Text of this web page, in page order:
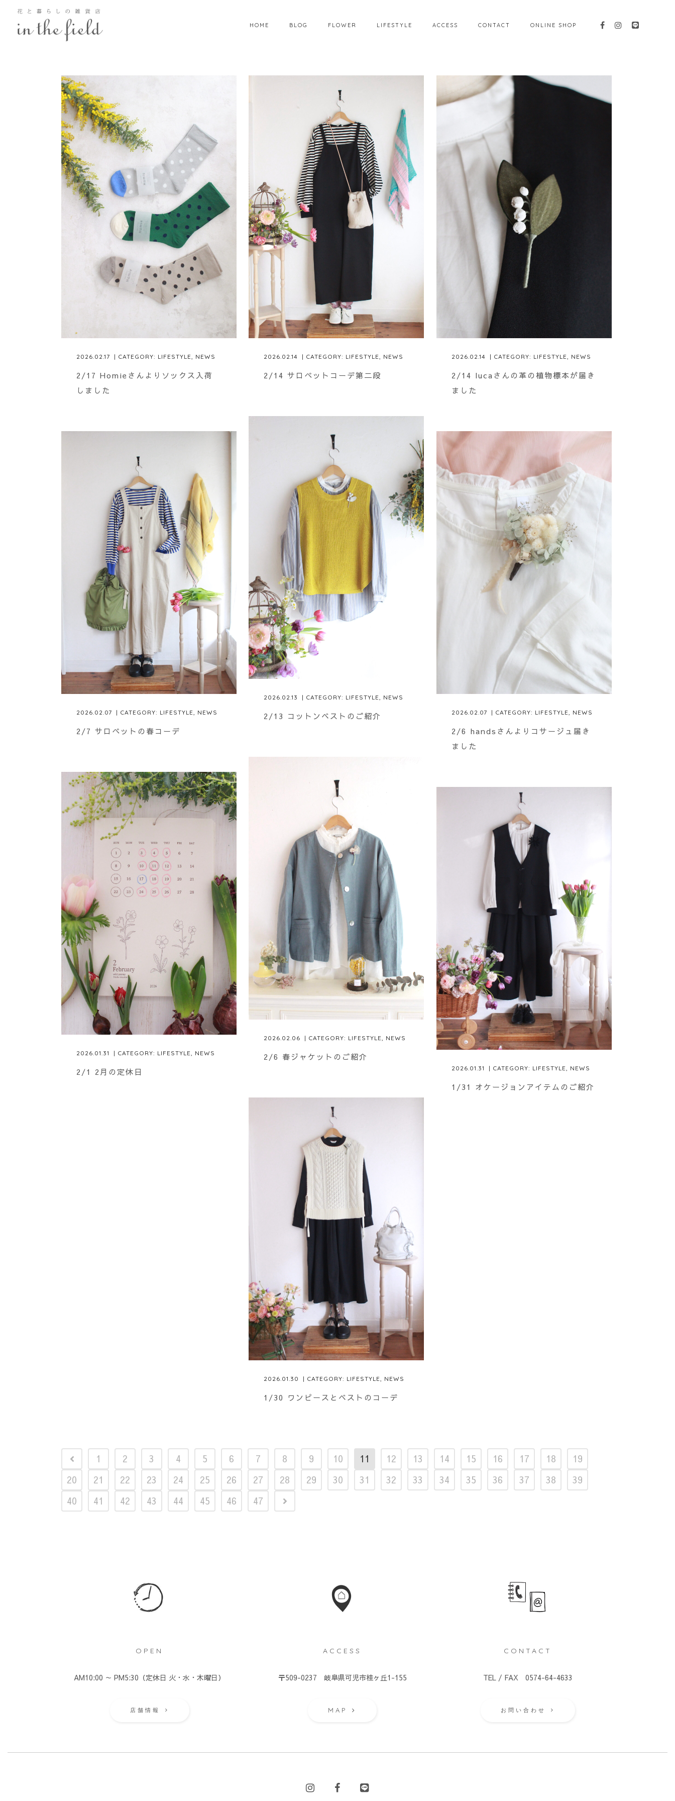
HOME BLOG FLOWER LIFESTYLE ACCESS CONTACT ONLINE SHOP
2026.02.17 | CATEGORY: LIFESTYLE, NEWS
2/17 Homieさんよりソックス入荷
しました
2026.02.14 | CATEGORY: LIFESTYLE, NEWS
2/14 サロペットコーデ第二段
2026.02.14 | CATEGORY: LIFESTYLE, NEWS
2/14 lucaさんの革の植物標本が届き
ました
2026.02.13 | CATEGORY: LIFESTYLE, NEWS
2/13 コットンベストのご紹介
2026.02.07 | CATEGORY: LIFESTYLE, NEWS
2/7 サロペットの春コーデ
2026.02.07 | CATEGORY: LIFESTYLE, NEWS
2/6 handsさんよりコサージュ届き
ました
2026.02.06 | CATEGORY: LIFESTYLE, NEWS
2/6 春ジャケットのご紹介
2026.01.31 | CATEGORY: LIFESTYLE, NEWS
2/1 2月の定休日 2026.01.31 | CATEGORY: LIFESTYLE, NEWS
1/31 オケージョンアイテムのご紹介
2026.01.30 | CATEGORY: LIFESTYLE, NEWS
1/30 ワンピースとベストのコーデ
1 2 3 4 5 6 7 8 9 10 11 12 13 14 15 16 17 18
19
20
21 22 23 24 25 26 27 28 29 30 31 32 33 34 35 36 37 38
39
40
41 42 43 44 45 46 47
OPEN
AM10:00 ～ PM5:30（定休日 火・水・木曜日）
店舗情報
ACCESS
〒509-0237 岐阜県可児市桂ヶ丘1-155
MAP
CONTACT
TEL / FAX 0574-64-4633
お問い合わせ